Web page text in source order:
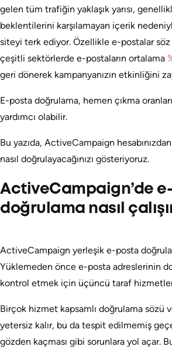
gelen tüm trafiğin yaklaşık yarısı,
beklentilerini karşılamayan içerik
siteyi terk ediyor. Özellikle e-postalar
çeşitli sektörlerde e-postaların ortalama
geri dönerek kampanyanızın etkinliğini
E-posta doğrulama, hemen çıkma
yardımcı olabilir.
Bu yazıda, ActiveCampaign
nasıl doğrulayacağınızı gösteriyoruz.
ActiveCampaign’de
doğrulama nasıl
ActiveCampaign yerleşik e-posta
Yüklemeden önce e-posta adreslerinin
kontrol etmek için üçüncü taraf
Birçok hizmet kapsamlı doğrulama sözü
yetersiz kalır, bu da tespit edilmemiş
gözden kaçması gibi sorunlara yol açar.